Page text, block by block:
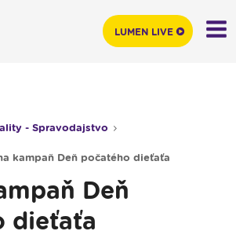
- Spravodajstvo
kampaň Deň počatého dieťaťa
Deň
dieťaťa
LUMEN LIVE